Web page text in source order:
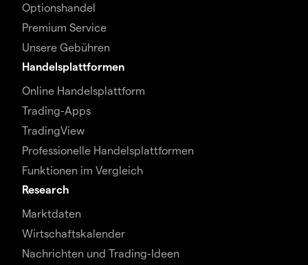
Optionshandel
Premium Service
Unsere Gebühren
Handelsplattformen
Online Handelsplattform
Trading-Apps
TradingView
Professionelle Handelsplattformen
Funktionen im Vergleich
Research
Marktdaten
Wirtschaftskalender
Nachrichten und Trading-Ideen